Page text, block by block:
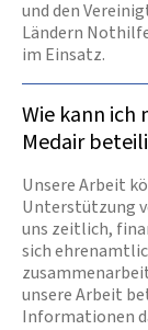
und den
Ländern
im Einsatz.
Wie kann ich
Medair
Unsere Arbeit
Unterstützung
uns zeitlich,
sich
unsere Arbeit
Informationen